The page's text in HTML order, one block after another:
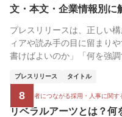
文・本文・企業情報別に
プレスリリースは、正しい
ィアや読み手の目に留まり
書けばよいのか」「何を強調
プレスリリース タイトル
8
広報担当者につながる採用・人事に関す
リベラルアーツとは？